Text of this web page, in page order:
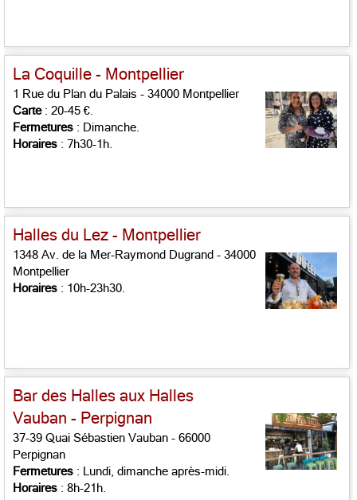
La Coquille - Montpellier
1 Rue du Plan du Palais - 34000 Montpellier
Carte: 20-45 €.
Fermetures : Dimanche.
Horaires : 7h30-1h.
Halles du Lez - Montpellier
1348 Av. de la Mer-Raymond Dugrand - 34000
Montpellier
Horaires : 10h-23h30.
Bar des Halles aux Halles
Vauban - Perpignan
37-39 Quai Sébastien Vauban - 66000
Perpignan
Fermetures : Lundi, dimanche après-midi.
Horaires : 8h-21h.